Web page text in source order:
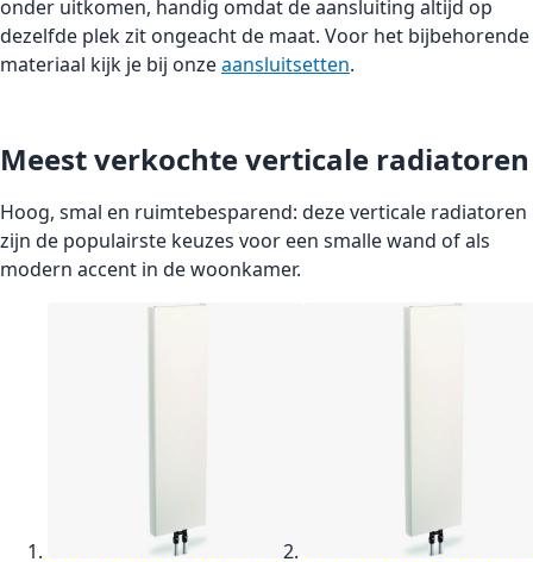
onder uitkomen, handig omdat de aansluiting altijd op
dezelfde plek zit ongeacht de maat. Voor het bijbehorende
materiaal kijk je bij onzeaansluitsetten.
Meest verkochte verticale radiatoren
Hoog, smal en ruimtebesparend: deze verticale radiatoren
zijn de populairste keuzes voor een smalle wand of als
modern accent in de woonkamer.